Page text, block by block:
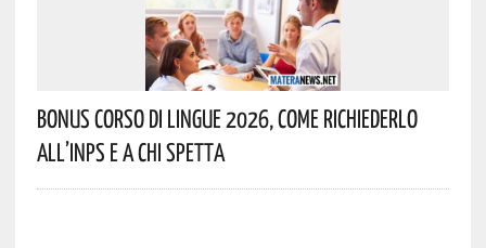
Bonus Corso Di Lingue 2026, Come Richiederlo
All’INPS E A Chi Spetta